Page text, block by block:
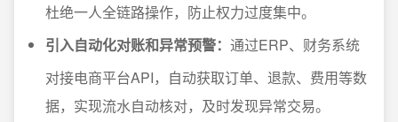
杜绝一人全链路操作，防止权力过度集中。
引入自动化对账和异常预警： 通过ERP、财务系统
对接电商平台API，自动获取订单、退款、费用等数
据，实现流水自动核对，及时发现异常交易。